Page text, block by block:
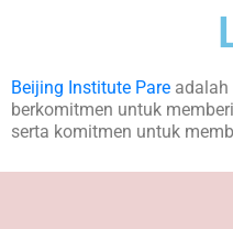
Beijing Institute Pare adalah
berkomitmen untuk
serta komitmen untuk